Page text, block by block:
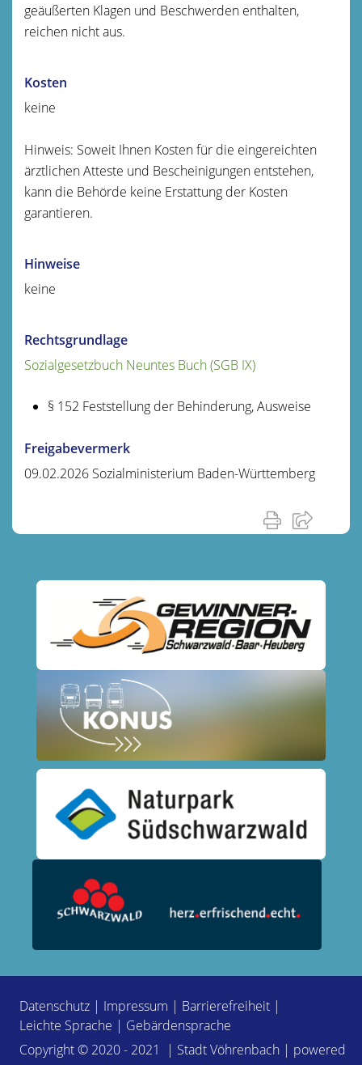
geäußerten Klagen und Beschwerden enthalten,
reichen nicht aus.
Kosten
keine
Hinweis: Soweit Ihnen Kosten für die eingereichten
ärztlichen Atteste und Bescheinigungen entstehen,
kann die Behörde keine Erstattung der Kosten
garantieren.
Hinweise
keine
Rechtsgrundlage
Sozialgesetzbuch Neuntes Buch (SGB IX)
§ 152 Feststellung der Behinderung, Ausweise
Freigabevermerk
09.02.2026 Sozialministerium Baden-Württemberg
Datenschutz | Impressum | Barrierefreiheit |
Leichte Sprache | Gebärdensprache
Copyright © 2020 - 2021 | Stadt Vöhrenbach | powered